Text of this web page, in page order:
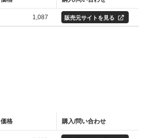
1,087 販売元サイトを見る
価格 購入/問い合わせ